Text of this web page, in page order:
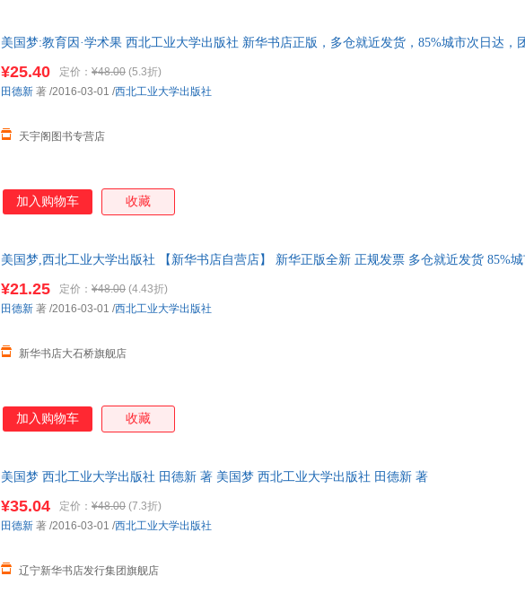
美国梦:教育因·学术果 西北工业大学出版社 新华书店正版，多仓就近发货，85%城市次日达，
¥25.40 定价： ¥48.00 (5.3折)
天宇阁图书专营店
田德新 著 /2016-03-01 /西北工业大学出版社
加入购物车 收藏
美国梦,西北工业大学出版社 【新华书店自营店】 新华正版全新 正规发票 多仓就近发货 85%
¥21.25 定价： ¥48.00 (4.43折)
新华书店大石桥旗舰店
田德新 著 /2016-03-01 /西北工业大学出版社
加入购物车 收藏
美国梦 西北工业大学出版社 田德新 著 美国梦 西北工业大学出版社 田德新 著
¥35.04 定价： ¥48.00 (7.3折)
辽宁新华书店发行集团旗舰店
田德新 著 /2016-03-01 /西北工业大学出版社